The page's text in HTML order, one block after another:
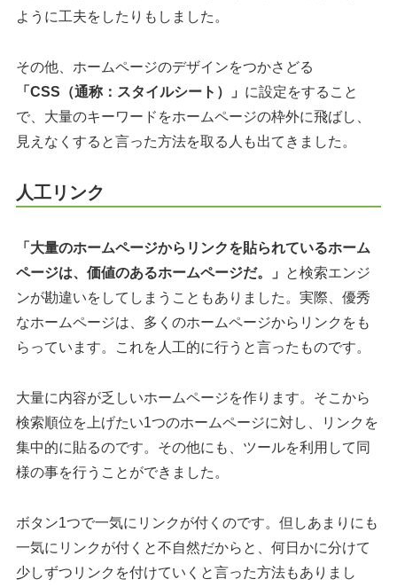
ように工夫をしたりもしました。
その他、ホームページのデザインをつかさどる
「CSS（通称：スタイルシート）」 に設定をすること
で、大量のキーワードをホームページの枠外に飛ばし、
見えなくすると言った方法を取る人も出てきました。
人工リンク
「大量のホームページからリンクを貼られているホーム
ページは、価値のあるホームページだ。」
と検索エンジ
ンが勘違いをしてしまうこともありました。実際、優秀
なホームページは、多くのホームページからリンクをも
らっています。これを人工的に行うと言ったものです。
大量に内容が乏しいホームページを作ります。そこから
検索順位を上げたい1つのホームページに対し、リンクを
集中的に貼るのです。その他にも、ツールを利用して同
様の事を行うことができました。
ボタン1つで一気にリンクが付くのです。但しあまりにも
一気にリンクが付くと不自然だからと、何日かに分けて
少しずつリンクを付けていくと言った方法もありまし